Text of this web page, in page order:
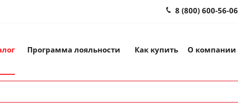
8 (800) 600-56-06
Программа лояльности Как купить О компании